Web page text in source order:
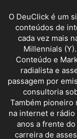
O DeuClick é um
conteúdos de
cada vez mais
Millennials
Conteúdo e
radialista e
passagem por
consultoria
Também pioneiro
na internet e rádio
anos a frente
carreira de